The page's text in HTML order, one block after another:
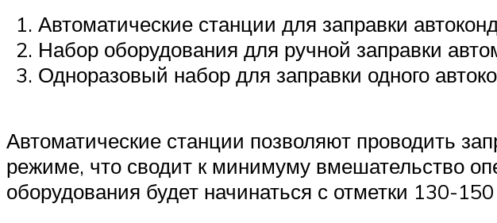
Автоматические станции для заправки
Набор оборудования для ручной заправки
Одноразовый набор для заправки одного
Автоматические станции позволяют проводить
режиме, что сводит к минимуму вмешательство
оборудования будет начинаться с отметки 130-